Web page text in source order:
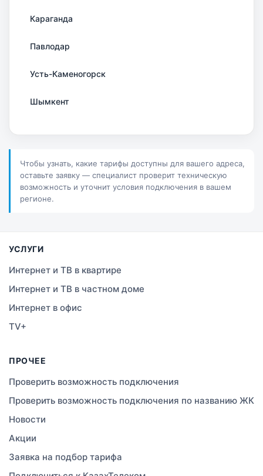
Караганда
Павлодар
Усть-Каменогорск
Шымкент
Петропавловск
Темиртау
Тараз
Правда
Свободное
Изюмовское
Чтобы узнать, какие тарифы доступны для вашего адреса,
оставьте заявку — специалист проверит техническую
возможность и уточнит условия подключения в вашем
регионе.
УСЛУГИ
Интернет и ТВ в квартире
Интернет и ТВ в частном доме
Интернет в офис
TV+
ПРОЧЕЕ
Проверить возможность подключения
Проверить возможность подключения по названию ЖК
Новости
Акции
Заявка на подбор тарифа